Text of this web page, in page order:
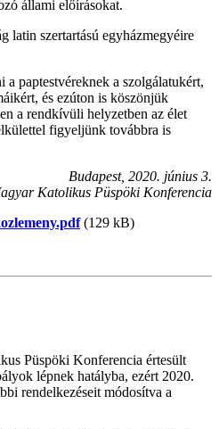
állami előírásokat.
latin szertartású egyházmegyéire
a paptestvéreknek a szolgálatukért,
és ezúton is köszönjük
a rendkívüli helyzetben az élet
figyeljünk továbbra is
Budapest, 2020. június 3.
Katolikus Püspöki Konferencia
(129 kB)
Püspöki Konferencia értesült
lépnek hatályba, ezért 2020.
rendelkezéseit módosítva a